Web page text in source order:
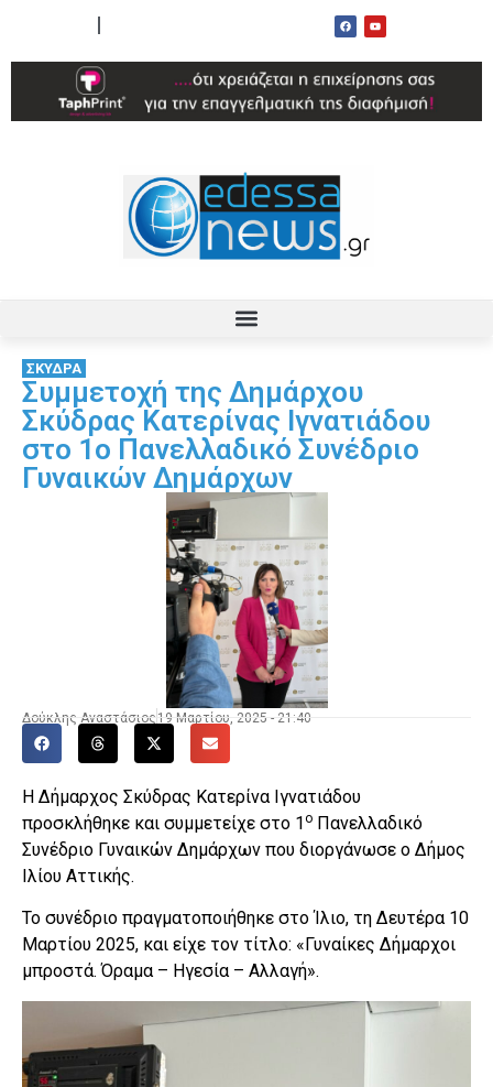
ΣΚΥΔΡΑ
Συμμετοχή της Δημάρχου
Σκύδρας Κατερίνας Ιγνατιάδου
στο 1ο Πανελλαδικό Συνέδριο
Γυναικών Δημάρχων
Δούκλης Αναστάσιος 19 Μαρτίου, 2025 - 21:40
Η Δήμαρχος Σκύδρας Κατερίνα Ιγνατιάδου
προσκλήθηκε και συμμετείχε στο 1ο Πανελλαδικό
Συνέδριο Γυναικών Δημάρχων που διοργάνωσε ο Δήμος
Ιλίου Αττικής.
Το συνέδριο πραγματοποιήθηκε στο Ίλιο, τη Δευτέρα 10
Μαρτίου 2025, και είχε τον τίτλο: «Γυναίκες Δήμαρχοι
μπροστά. Όραμα – Ηγεσία – Αλλαγή».